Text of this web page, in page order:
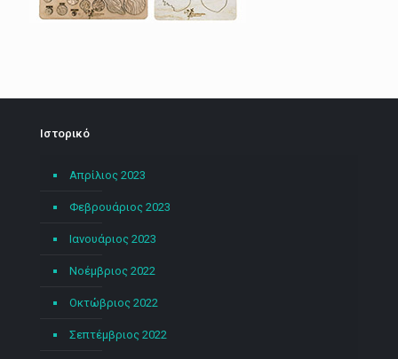
Ιστορικό
Απρίλιος 2023
Φεβρουάριος 2023
Ιανουάριος 2023
Νοέμβριος 2022
Οκτώβριος 2022
Σεπτέμβριος 2022